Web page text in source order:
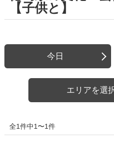
【子供と】
今日
エリアを選
全1件中1〜1件